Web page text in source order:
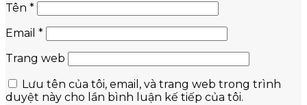
Tên *
Email *
Trang web
Lưu tên của tôi, email, và trang web trong trình
duyệt này cho lần bình luận kế tiếp của tôi.